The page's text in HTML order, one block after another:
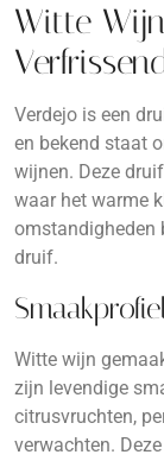
Witte
Verdejo is een
en bekend staat
wijnen. Deze
waar het warme
omstandigheden
druif.
Witte wijn
zijn levendige
citrusvruchten,
verwachten.